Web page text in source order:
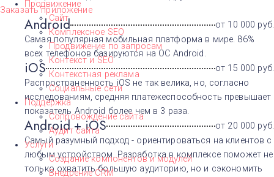
Продвижение
Сайт
Комплексное SEO
Продвижение по запросам
Контекст и SEO
Контекстная реклама
Социальные сети
Поддержка
Сопровождение сайта
Аудит сайта
Услуги
Создание компонентов и модулей
Внедрение CRM
Заказать приложение
Android
от 10 000 руб.
Самая популярная мобильная платформа в мире. 86%
всех телефонов базируются на ОС Android.
iOS
от 15 000 руб.
Распространенность iOS не так велика, но, согласно
исследованиям, средняя платежеспособность превышает
показатель Android более чем в 3 раза.
Android + iOS
от 20 000 руб.
Самый разумный подход - ориентироваться на клиентов с
любым устройством. Разработка в комплексе поможет не
только охватить большую аудиторию, но и сэкономить